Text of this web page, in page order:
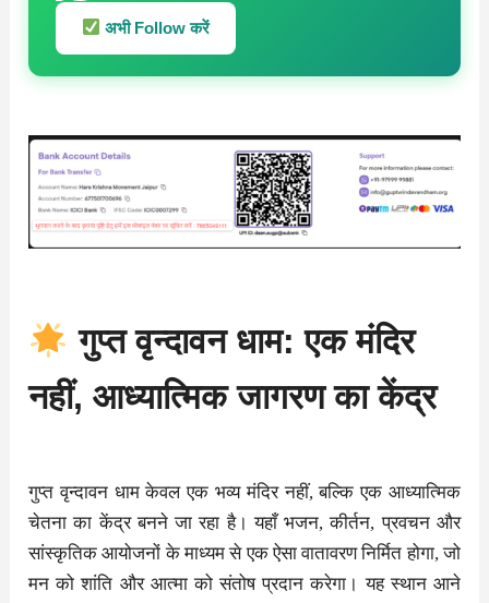
अभी Follow करें
गुप्त वृन्दावन धाम: एक मंदिर
नहीं, आध्यात्मिक जागरण का केंद्र
गुप्त वृन्दावन धाम केवल एक भव्य मंदिर नहीं, बल्कि एक आध्यात्मिक
चेतना का केंद्र बनने जा रहा है। यहाँ भजन, कीर्तन, प्रवचन और
सांस्कृतिक आयोजनों के माध्यम से एक ऐसा वातावरण निर्मित होगा, जो
मन को शांति और आत्मा को संतोष प्रदान करेगा। यह स्थान आने